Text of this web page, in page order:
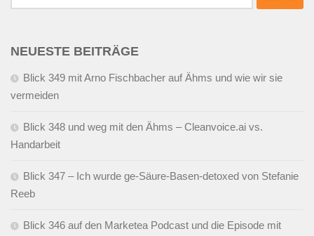
nach:
NEUESTE BEITRÄGE
Blick 349 mit Arno Fischbacher auf Ähms und wie wir sie
vermeiden
Blick 348 und weg mit den Ähms – Cleanvoice.ai vs.
Handarbeit
Blick 347 – Ich wurde ge-Säure-Basen-detoxed von Stefanie
Reeb
Blick 346 auf den Marketea Podcast und die Episode mit